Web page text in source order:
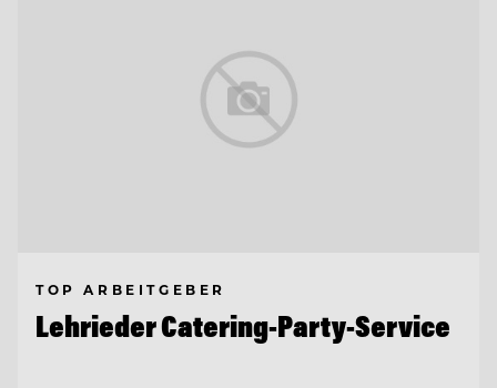
TOP ARBEITGEBER
Lehrieder Catering-Party-Service